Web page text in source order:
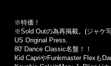
※特価！
※Sold Outの為再掲載。 (ジャケ
US Original Press.
80' Dance Classic名盤！！
Kid CapriやFunkmaster Flexも